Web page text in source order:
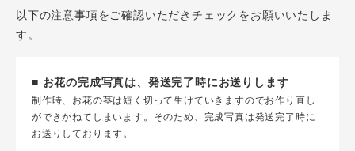
以下の注意事項をご確認いただきチェックをお願いいたしま
す。
■ お花の完成写真は、発送完了時にお送りします
制作時、お花の茎は短く切って生けていきますのでお作り直し
ができかねてしまいます。そのため、完成写真は発送完了時に
お送りしております。